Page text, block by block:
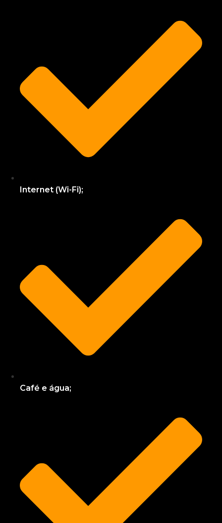
Internet (Wi-Fi);
Café e água;